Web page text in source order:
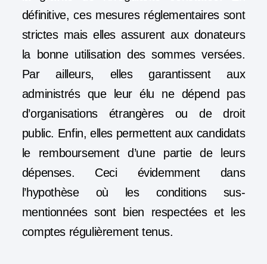
définitive, ces mesures réglementaires sont
strictes mais elles assurent aux donateurs
la bonne utilisation des sommes versées.
Par ailleurs, elles garantissent aux
administrés que leur élu ne dépend pas
d’organisations étrangères ou de droit
public. Enfin, elles permettent aux candidats
le remboursement d’une partie de leurs
dépenses. Ceci évidemment dans
l’hypothèse où les conditions sus-
mentionnées sont bien respectées et les
comptes régulièrement tenus.